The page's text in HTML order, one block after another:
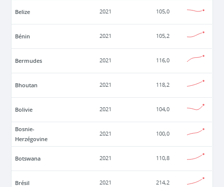
Belize 2021 105,0
Bénin 2021 105,2
Bermudes 2021 116,0
Bhoutan 2021 118,2
Bolivie 2021 104,0
Bosnie-
Herzégovine
2021 100,0
Botswana 2021 110,8
Brésil 2021 214,2